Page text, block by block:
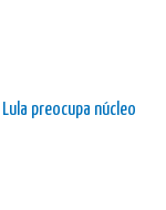
preocupa núcleo